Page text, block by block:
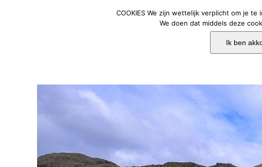
COOKIES We zijn wettelijk verplicht om je
We doen dat middels deze
Ik ben